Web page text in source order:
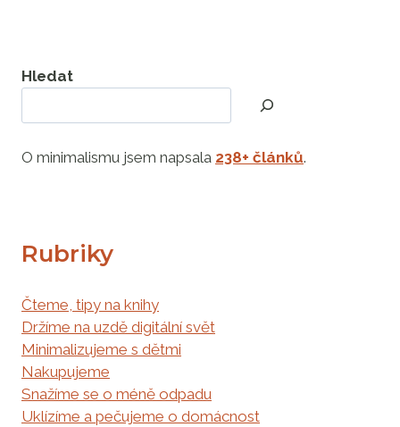
Hledat
O minimalismu jsem napsala 238+ článků.
Rubriky
Čteme, tipy na knihy
Držíme na uzdě digitální svět
Minimalizujeme s dětmi
Nakupujeme
Snažíme se o méně odpadu
Uklízíme a pečujeme o domácnost